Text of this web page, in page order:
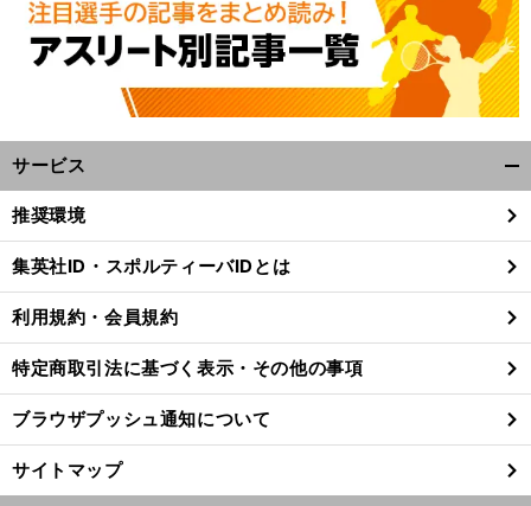
サービス
閉
る
推奨環境
集英社ID・スポルティーバIDとは
利用規約・会員規約
特定商取引法に基づく表示・その他の事項
ブラウザプッシュ通知について
サイトマップ